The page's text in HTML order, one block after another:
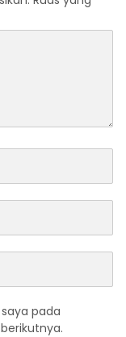
pada